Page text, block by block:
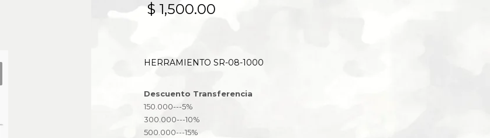
$ 1,500.00
HERRAMIENTO SR-08-1000
Descuento Transferencia
150.000---5%
300.000---10%
500.000---15%